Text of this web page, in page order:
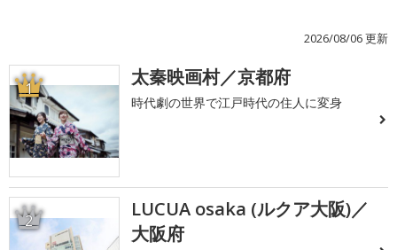
2026/08/06 更新
1 太秦映画村／京都府
時代劇の世界で江戸時代の住人に変身
2
LUCUA osaka (ルクア大阪)／
大阪府